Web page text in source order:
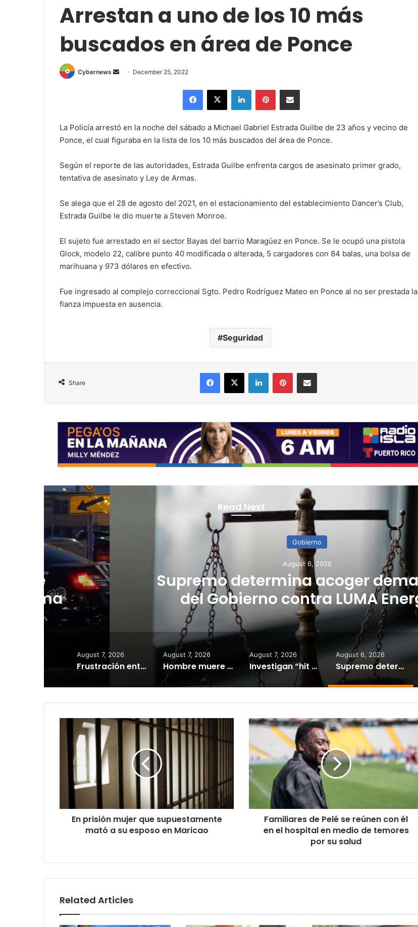
Arrestan a uno de los 10 más
buscados en área de Ponce
Cybernews
Send December 25, 2022
Facebook
X LinkedInPinterestShare via Email
La Policía arrestó en la noche del sábado a Michael Gabriel Estrada Guilbe de 23 años y vecino de
Ponce, el cual figuraba en la lista de los 10 más buscados del área de Ponce.
Según el reporte de las autoridades, Estrada Guilbe enfrenta cargos de asesinato primer grado,
tentativa de asesinato y Ley de Armas.
Se alega que el 28 de agosto del 2021, en el estacionamiento del establecimiento Dancer’s Club,
Estrada Guilbe le dio muerte a Steven Monroe.
El sujeto fue arrestado en el sector Bayas del barrio Maragüez en Ponce. Se le ocupó una pistola
Glock, modelo 22, calibre punto 40 modificada o alterada, 5 cargadores con 84 balas, una bolsa de
marihuana y 973 dólares en efectivo.
Fue ingresado al complejo correccional Sgto. Pedro Rodríguez Mateo en Ponce al no ser prestada la
fianza impuesta en ausencia.
Seguridad
Share
Facebook
X LinkedInPinterestShare via Email
Read Next
August 6, 2026
Supremo determina acoger demandas
del Gobierno contra LUMA Energy
August 7, 2026
Frustración entre abonados: no llega el agua pese a inicio del turno de la Zona 1
August 7, 2026
Hombre muere baleado y mujer resulta herida en tiroteo en Fajardo
August 7, 2026
Investigan “hit and run” tras grave accidente de motocicleta en Guayama
August 6, 2026
Supremo determina acoger demandas del Gobierno contra LUMA Energy
prisión
mujer
supuestamente
esposo
En prisión mujer que supuestamente
mató a su esposo en Maricao
Familiares
Pelé
se
reúnen
con
él
el
hospital
temores
Familiares de Pelé se reúnen con él
en el hospital en medio de temores
por su salud
Related Articles